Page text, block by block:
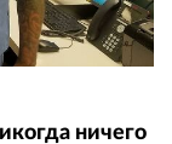
ничего